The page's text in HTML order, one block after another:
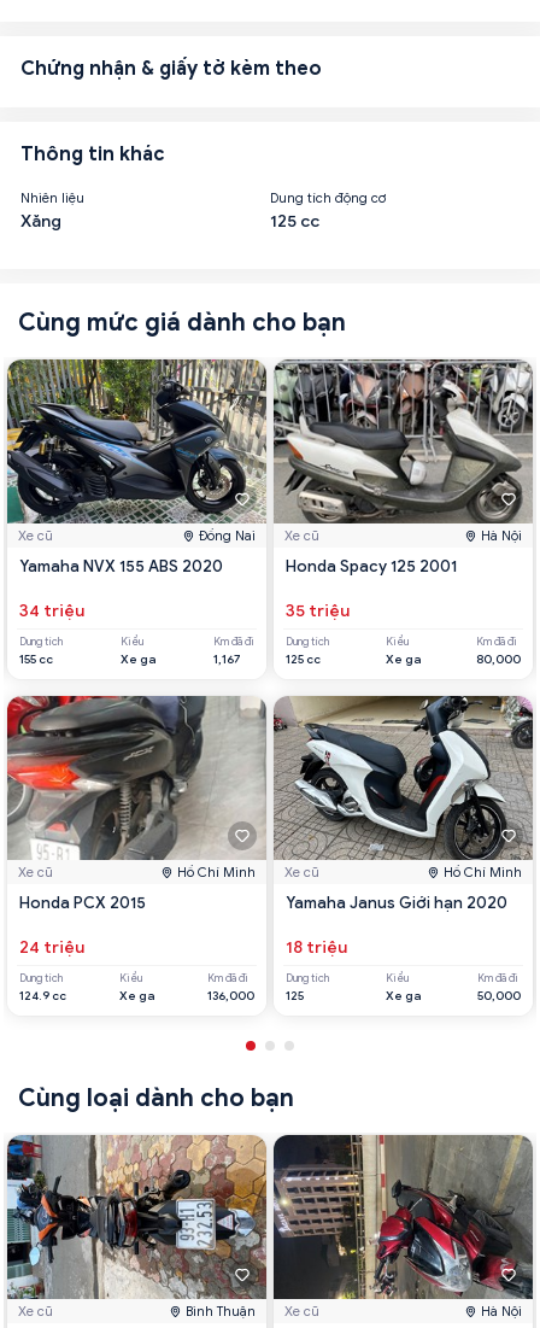
Chứng nhận & giấy tờ kèm theo
Thông tin khác
Nhiên liệu
Xăng
Dung tích động cơ
125 cc
Cùng mức giá dành cho bạn
Xe cũ Đồng Nai
Yamaha NVX 155 ABS 2020
34 triệu
Dung tích
155 cc
Kiểu
Xe ga
Km đã đi
1,167
Xe cũ Hồ Chí Minh
Honda PCX 2015
24 triệu
Dung tích
124.9 cc
Kiểu
Xe ga
Km đã đi
136,000
Xe cũ Hà Nội
Honda Spacy 125 2001
35 triệu
Dung tích
125 cc
Kiểu
Xe ga
Km đã đi
80,000
Xe cũ Hồ Chí Minh
Yamaha Janus Giới hạn 2020
18 triệu
Dung tích
125
Kiểu
Xe ga
Km đã đi
50,000
Cùng loại dành cho bạn
Xe cũ Bình Thuận Xe cũ Hà Nội